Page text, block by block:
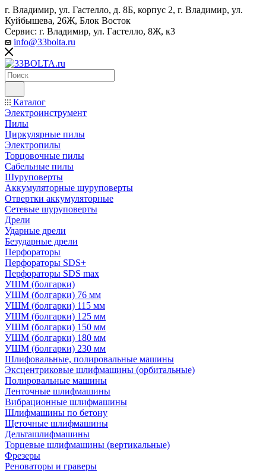
г. Владимир, ул. Гастелло, д. 8Б, корпус 2, г. Владимир, ул. ​
Куйбышева, 26Ж, Блок Восток
Сервис: г. Владимир, ул. Гастелло, 8Ж, к3
info@33bolta.ru
Каталог
Электроинструмент
Пилы
Циркулярные пилы
Электропилы
Торцовочные пилы
Сабельные пилы
Шуруповерты
Аккумуляторные шуруповерты
Отвертки аккумуляторные
Сетевые шуруповерты
Дрели
Ударные дрели
Безударные дрели
Перфораторы
Перфораторы SDS+
Перфораторы SDS max
УШМ (болгарки)
УШМ (болгарки) 76 мм
УШМ (болгарки) 115 мм
УШМ (болгарки) 125 мм
УШМ (болгарки) 150 мм
УШМ (болгарки) 180 мм
УШМ (болгарки) 230 мм
Шлифовальные, полировальные машины
Эксцентриковые шлифмашины (орбитальные)
Полировальные машины
Ленточные шлифмашины
Вибрационные шлифмашины
Шлифмашины по бетону
Щеточные шлифмашины
Дельташлифмашины
Торцевые шлифмашины (вертикальные)
Фрезеры
Реноваторы и граверы